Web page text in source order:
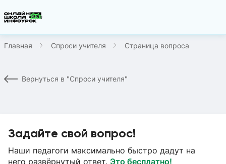
Главная Спроси учителя Страница вопроса
Вернуться в "Спроси учителя"
Задайте свой вопрос!
Наши педагоги максимально быстро дадут на
него развёрнутый ответ. Это бесплатно!